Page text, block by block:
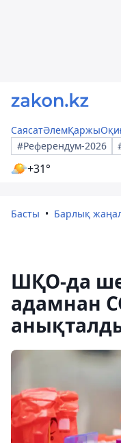
СаясатӘлемҚаржы
#Референдум-2026
+31°
Басты Барлық
ШҚО-да
адамнан